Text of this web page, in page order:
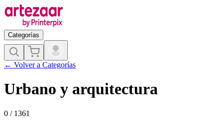
Categorías
← Volver a Categorías
Urbano y arquitectura
0 / 1361